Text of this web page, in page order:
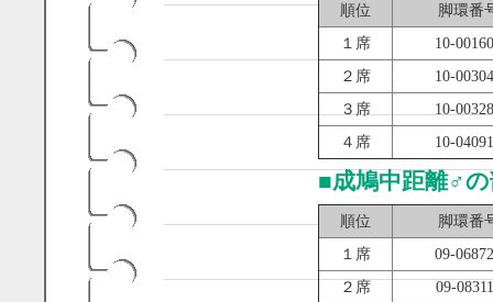
順位
脚環番
１席
10-
２席
10-
３席
10-
４席
10-
■成鳩中距離♂
順位
脚環番
１席
09-
２席
09-